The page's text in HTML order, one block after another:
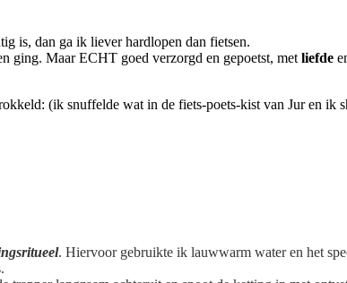
is, dan ga ik liever hardlopen dan fietsen.
ging. Maar ECHT goed verzorgd en gepoetst, met liefde
(ik snuffelde wat in de fiets-poets-kist van Jur en ik
. Hiervoor gebruikte ik lauwwarm water en het